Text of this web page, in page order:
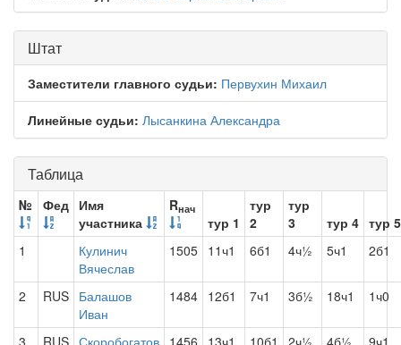
Штат
Заместители главного судьи: Первухин Михаил
Линейные судьи: Лысанкина Александра
Таблица
№ Фед Имя
участника
Rнач
тур 1
тур
2
тур
3
тур 4 тур 5
1
Кулинич
Вячеслав
1505 11ч1 6б1 4ч½ 5ч1 2б1
2 RUS Балашов
Иван
1484 12б1 7ч1 3б½ 18ч1 1ч0
3 RUS Скоробогатов 1456 13ч1 10б1 2ч½ 4б½ 9ч1